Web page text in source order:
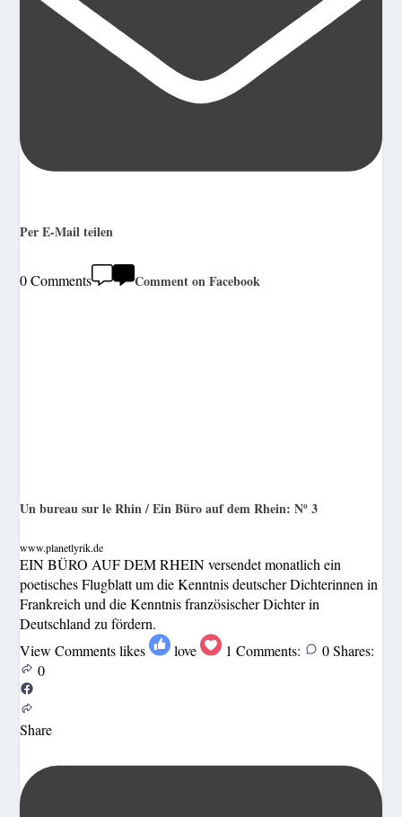
Per E-Mail teilen
0 Comments Comment on Facebook
Un bureau sur le Rhin / Ein Büro auf dem Rhein: Nº 3
www.planetlyrik.de
EIN BÜRO AUF DEM RHEIN versendet monatlich ein
poetisches Flugblatt um die Kenntnis deutscher Dichterinnen in
Frankreich und die Kenntnis französischer Dichter in
Deutschland zu fördern.
View Comments likes love 1 Comments: 0 Shares:
0
Share